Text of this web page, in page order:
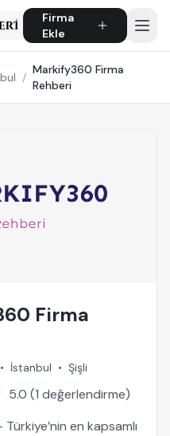
Firma
Ekle
/
Markify360 Firma
Rehberi
Firma
• İstanbul • Şişli
5.0 (1 değerlendirme)
en kapsamlı